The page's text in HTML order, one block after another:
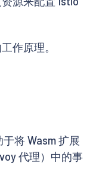
作原理。
将 Wasm 扩展
代理）中的事